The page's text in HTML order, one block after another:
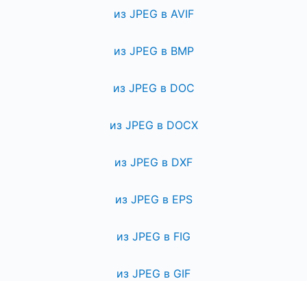
из JPEG в AVIF
из JPEG в BMP
из JPEG в DOC
из JPEG в DOCX
из JPEG в DXF
из JPEG в EPS
из JPEG в FIG
из JPEG в GIF